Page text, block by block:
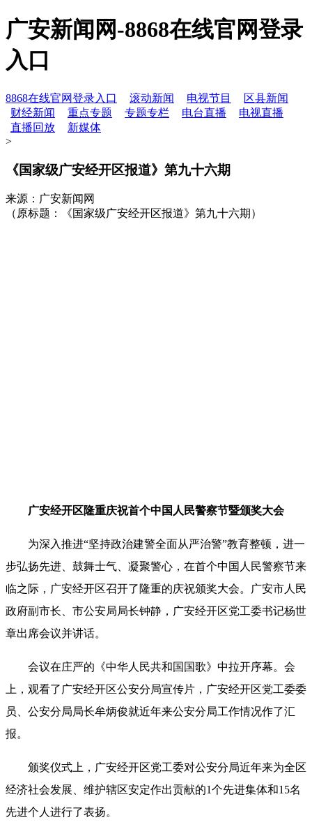
广安新闻网-8868在线官网登录
入口
8868在线官网登录入口 滚动新闻 电视节目
区县新闻
财经新闻
重点专题 专题专栏 电台直播
电视直播
直播回放
新媒体
>
《国家级广安经开区报道》第九十六期
来源：广安新闻网
（原标题：《国家级广安经开区报道》第九十六期）
广安经开区隆重庆祝首个中国人民警察节暨颁奖大会
为深入推进“坚持政治建警全面从严治警”教育整顿，进一
步弘扬先进、鼓舞士气、凝聚警心，在首个中国人民警察节来
临之际，广安经开区召开了隆重的庆祝颁奖大会。广安市人民
政府副市长、市公安局局长钟静，广安经开区党工委书记杨世
章出席会议并讲话。
会议在庄严的《中华人民共和国国歌》中拉开序幕。会
上，观看了广安经开区公安分局宣传片，广安经开区党工委委
员、公安分局局长牟炳俊就近年来公安分局工作情况作了汇
报。
颁奖仪式上，广安经开区党工委对公安分局近年来为全区
经济社会发展、维护辖区安定作出贡献的1个先进集体和15名
先进个人进行了表扬。